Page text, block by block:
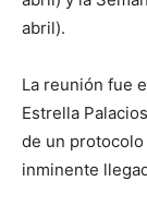
abril).
La reunión fue
Estrella
de un
inminente